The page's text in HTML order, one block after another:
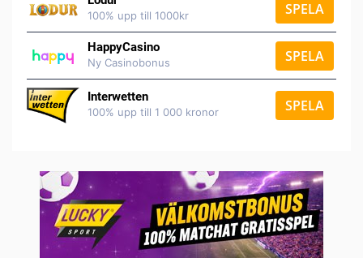
100% upp till 1000kr SPELA
HappyCasino
Ny Casinobonus SPELA
Interwetten
100% upp till 1 000 kronor SPELA